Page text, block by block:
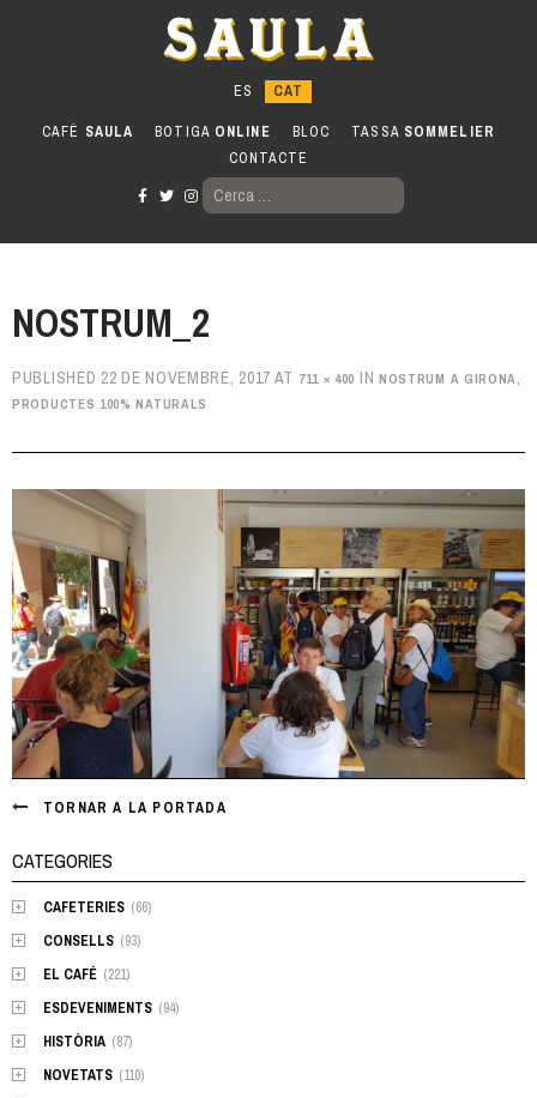
CAFÈ SAULA BOTIGA ONLINE BLOC TASSA SOMMELIER
CONTACTE
CERCA:
NOSTRUM_2
PUBLISHED 22 DE NOVEMBRE, 2017 AT 711 × 400 IN NOSTRUM A GIRONA,
PRODUCTES 100% NATURALS
TORNAR A LA PORTADA
CATEGORIES
CAFETERIES (66)
CONSELLS (93)
EL CAFÉ (221)
ESDEVENIMENTS (94)
HISTÒRIA (87)
NOVETATS (110)